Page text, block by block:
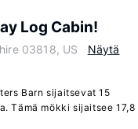
Log Cabin!
03818, US
Näytä
Barn sijaitsevat 15
Tämä mökki sijaitsee 17,8